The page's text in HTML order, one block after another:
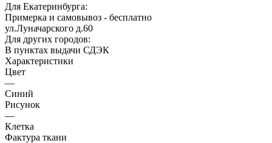
Для Екатеринбурга:
Примерка и самовывоз - бесплатно
ул.Луначарского д.60
Для других городов:
В пунктах выдачи СДЭК
Характеристики
Цвет
—
Синий
Рисунок
—
Клетка
Фактура ткани